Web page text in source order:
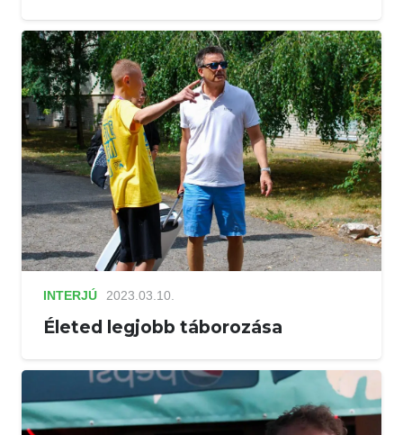
INTERJÚ 2023.03.10.
Életed legjobb táborozása